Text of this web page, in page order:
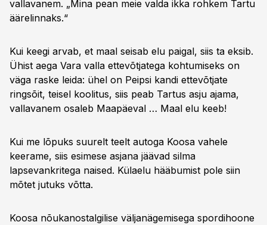
vallavanem. „Mina pean meie valda ikka rohkem Tartu
äärelinnaks.“
Kui keegi arvab, et maal seisab elu paigal, siis ta eksib.
Ühist aega Vara valla ettevõtjatega kohtumiseks on
väga raske leida: ühel on Peipsi kandi ettevõtjate
ringsõit, teisel koolitus, siis peab Tartus asju ajama,
vallavanem osaleb Maapäeval … Maal elu keeb!
Kui me lõpuks suurelt teelt autoga Koosa vahele
keerame, siis esimese asjana jäävad silma
lapsevankritega naised. Külaelu hääbumist pole siin
mõtet jutuks võtta.
Koosa nõukanostalgilise väljanägemisega spordihoone